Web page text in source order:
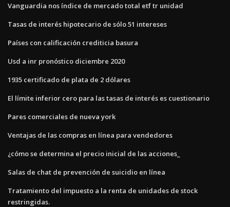
Vanguardia nos índice de mercado total etf tr unidad
Tasas de interés hipotecario de sólo 51 intereses
Países con calificación crediticia basura
Usd a inr pronóstico diciembre 2020
1935 certificado de plata de 2 dólares
El límite inferior cero para las tasas de interés es cuestionario
Pares comerciales de nueva york
Ventajas de las compras en línea para vendedores
¿cómo se determina el precio inicial de las acciones_
Salas de chat de prevención de suicidio en línea
Tratamiento del impuesto a la renta de unidades de stock
restringidas.